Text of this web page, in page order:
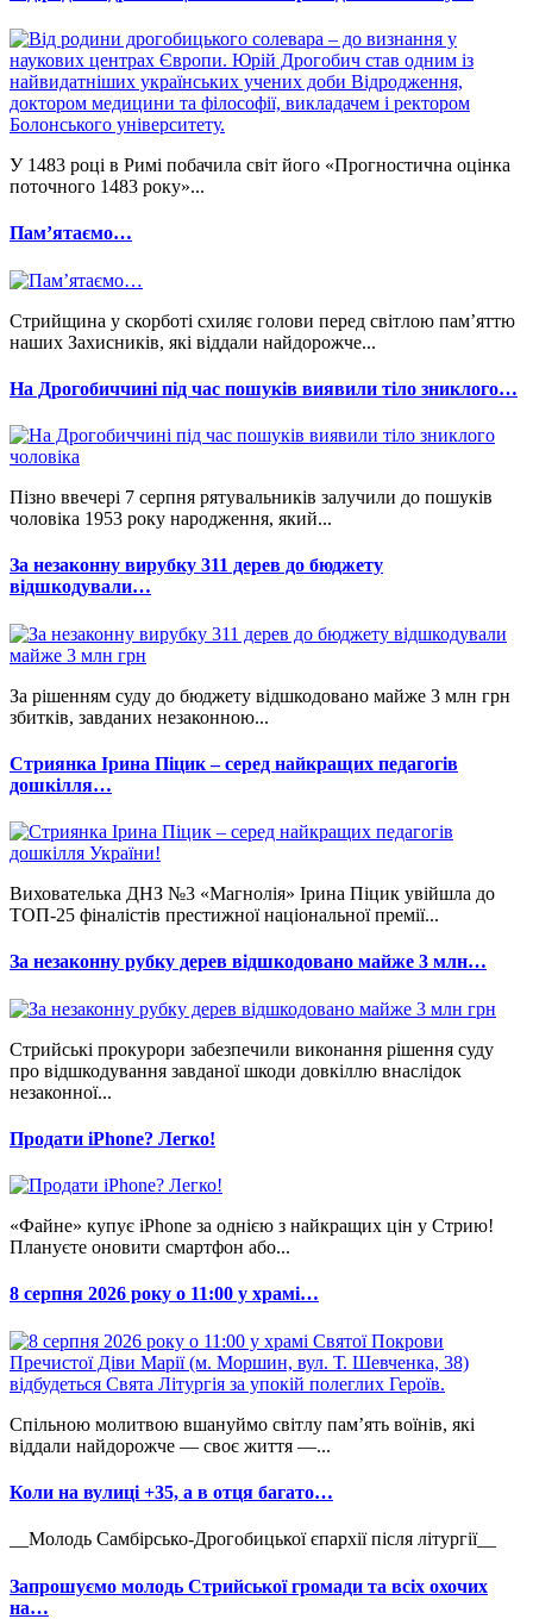
У 1483 році в Римі побачила світ його «Прогностична оцінка
поточного 1483 року»...
Памʼятаємо…
Стрийщина у скорботі схиляє голови перед світлою пам’яттю
наших Захисників, які віддали найдорожче...
На Дрогобиччині під час пошуків виявили тіло зниклого…
Пізно ввечері 7 серпня рятувальників залучили до пошуків
чоловіка 1953 року народження, який...
За незаконну вирубку 311 дерев до бюджету
відшкодували…
За рішенням суду до бюджету відшкодовано майже 3 млн грн
збитків, завданих незаконною...
Стриянка Ірина Піцик – серед найкращих педагогів
дошкілля…
Вихователька ДНЗ №3 «Магнолія» Ірина Піцик увійшла до
ТОП-25 фіналістів престижної національної премії...
За незаконну рубку дерев відшкодовано майже 3 млн…
Стрийські прокурори забезпечили виконання рішення суду
про відшкодування завданої шкоди довкіллю внаслідок
незаконної...
Продати iPhone? Легко!
«Файне» купує iPhone за однією з найкращих цін у Стрию!
Плануєте оновити смартфон або...
8 серпня 2026 року о 11:00 у храмі…
Спільною молитвою вшануймо світлу пам’ять воїнів, які
віддали найдорожче — своє життя —...
Коли на вулиці +35, а в отця багато…
__Молодь Самбірсько-Дрогобицької єпархії після літургії__
Запрошуємо молодь Стрийської громади та всіх охочих
на…